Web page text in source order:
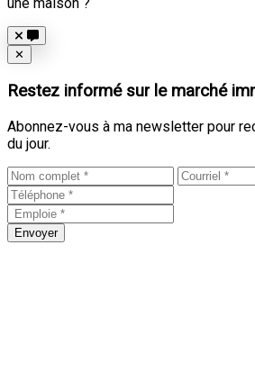
une maison ?
Close
✕
Restez informé sur le marché
Abonnez-vous à ma newsletter pour
du jour.
Envoyer